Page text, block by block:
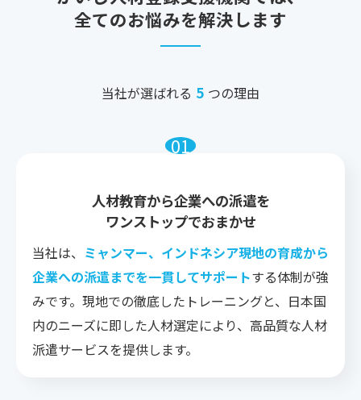
全てのお悩みを解決します
当社が選ばれる 5 つの理由
人材教育から企業への派遣を
ワンストップでおまかせ
当社は、 ミャンマー、インドネシア現地の育成から
企業への派遣までを一貫してサポートする体制が強
みです。現地での徹底したトレーニングと、日本国
内のニーズに即した人材選定により、高品質な人材
派遣サービスを提供します。